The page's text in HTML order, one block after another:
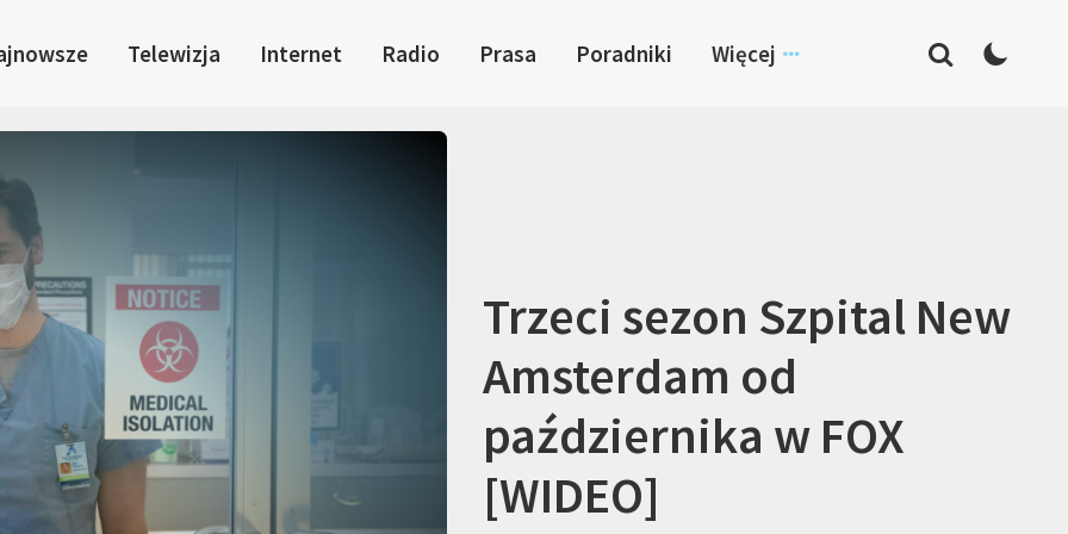
Telewizja Internet Radio Prasa Poradniki Więcej
Trzeci sezon Szpital New
Amsterdam od
października w FOX
[WIDEO]